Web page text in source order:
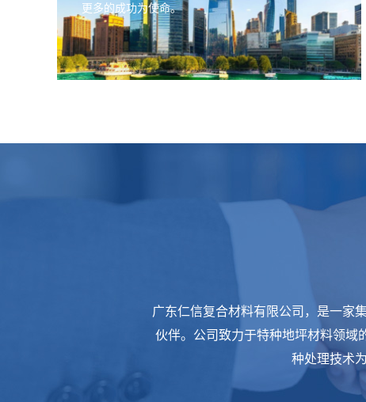
更多的成功为使命。
广东仁信复合材料有限公司，是一家
伙伴。公司致力于特种地坪材料领域
种处理技术